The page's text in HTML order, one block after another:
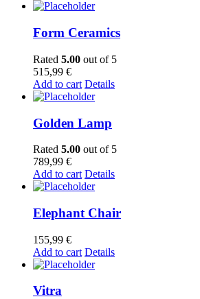
Form Ceramics
Rated 5.00 out of 5
515,99 €
Add to cart Details
Golden Lamp
Rated 5.00 out of 5
789,99 €
Add to cart Details
Elephant Chair
155,99 €
Add to cart Details
Vitra